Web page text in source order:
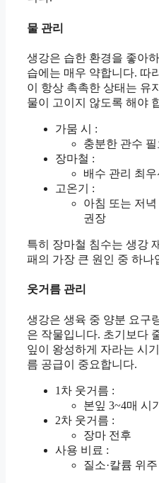
물 관리
생강은 습한 환경을 좋아
습에는 매우 약합니다. 따
이 항상 촉촉한 상태는 유
물이 고이지 않도록 해야
가뭄 시 :
충분한 관수 필
장마철 :
배수 관리 최우
고온기 :
아침 또는 저녁
권장
특히 장마철 침수는 생강
패의 가장 큰 원인 중 하나
웃거름 관리
생강은 생육 중 양분 요구
은 작물입니다. 초기보다
잎이 왕성하게 자라는 시
름 공급이 중요합니다.
1차 웃거름 :
본잎 3~4매 시기
2차 웃거름 :
장마 전후
사용 비료 :
질소·칼륨 위주